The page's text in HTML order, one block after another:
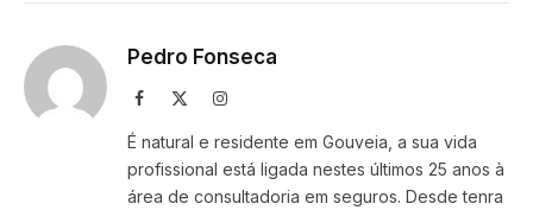
Pedro Fonseca
Facebook Instagram
É natural e residente em Gouveia, a sua vida
profissional está ligada nestes últimos 25 anos à
área de consultadoria em seguros. Desde tenra